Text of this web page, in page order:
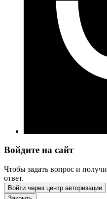
Войдите на сайт
Чтобы задать вопрос и
ответ.
Войти через центр авторизации